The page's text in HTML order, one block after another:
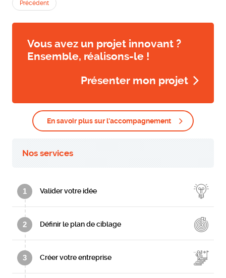
Précédent
Vous avez un projet innovant ?
Ensemble, réalisons-le !
Présenter mon projet
En savoir plus sur l'accompagnement
Nos services
1 Valider votre idée
2 Définir le plan de ciblage
3 Créer votre entreprise